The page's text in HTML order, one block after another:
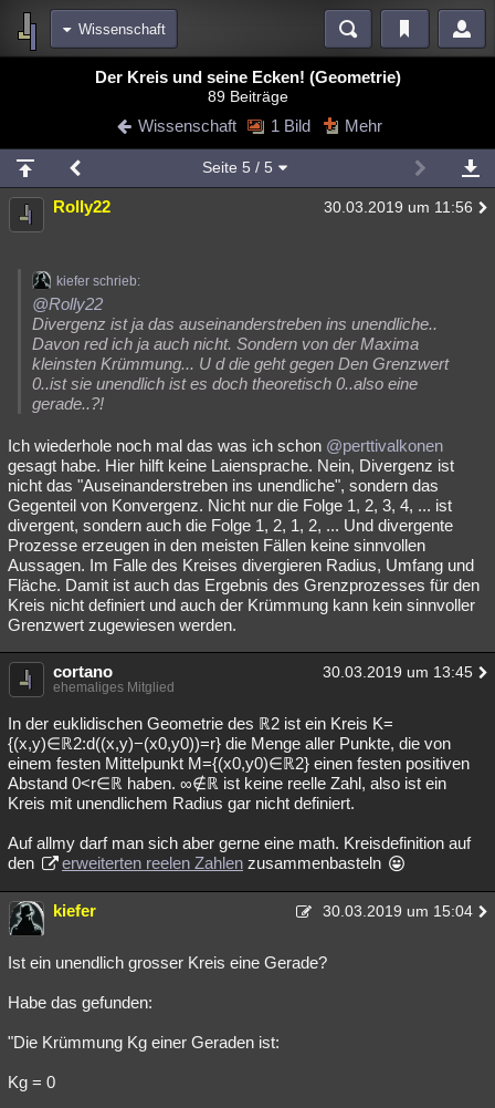
Wissenschaft
Blogs
Chat Wiki Neuigkeiten
meine Rubriken
Menschen Mystery Kriminalfälle
Natur Umfragen
weitere Rubriken
Philosophie Träume Orte Esoterik Literatur
Astronomie
Musik Clash Verbesserungen Allmystery English
Übersichten
Besucht Teilgenommen Alle Neue Geschlossen
Lesenswert Schlüsselwörter
Der Kreis und seine Ecken! (Geometrie)
89 Beiträge
Wissenschaft 1 Bild Mehr
Seite 5 / 5
Rolly22 30.03.2019 um 11:56
kiefer schrieb:
@Rolly22
Divergenz ist ja das auseinanderstreben ins unendliche..
Davon red ich ja auch nicht. Sondern von der Maxima
kleinsten Krümmung... U d die geht gegen Den Grenzwert
0..ist sie unendlich ist es doch theoretisch 0..also eine
gerade..?!
Ich wiederhole noch mal das was ich schon @perttivalkonen
gesagt habe. Hier hilft keine Laiensprache. Nein, Divergenz ist
nicht das "Auseinanderstreben ins unendliche", sondern das
Gegenteil von Konvergenz. Nicht nur die Folge 1, 2, 3, 4, ... ist
divergent, sondern auch die Folge 1, 2, 1, 2, ... Und divergente
Prozesse erzeugen in den meisten Fällen keine sinnvollen
Aussagen. Im Falle des Kreises divergieren Radius, Umfang und
Fläche. Damit ist auch das Ergebnis des Grenzprozesses für den
Kreis nicht definiert und auch der Krümmung kann kein sinnvoller
Grenzwert zugewiesen werden.
cortano 30.03.2019 um 13:45
ehemaliges Mitglied
In der euklidischen Geometrie des ℝ2 ist ein Kreis K=
{(x,y)∈ℝ2:d((x,y)−(x0,y0))=r} die Menge aller Punkte, die von
einem festen Mittelpunkt M={(x0,y0)∈ℝ2} einen festen positiven
Abstand 0<r∈ℝ haben. ∞∉ℝ ist keine reelle Zahl, also ist ein
Kreis mit unendlichem Radius gar nicht definiert.
Auf allmy darf man sich aber gerne eine math. Kreisdefinition auf
den
erweiterten reelen Zahlen zusammenbasteln
kiefer 30.03.2019 um 15:04
Ist ein unendlich grosser Kreis eine Gerade?
Habe das gefunden:
"Die Krümmung Kg einer Geraden ist:
Kg = 0